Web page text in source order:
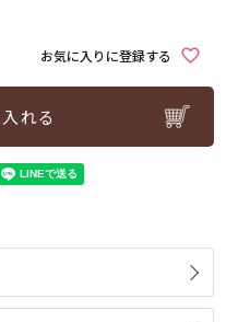
お気に入りに登録する
れる